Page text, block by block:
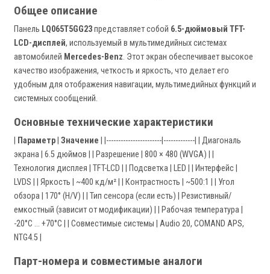
Общее описание
Панель LQ065T5GG23представляет собой 6.5-дюймовый TFT-
LCD-дисплей, используемый в мультимедийных системах
автомобилей Mercedes-Benz. Этот экран обеспечивает высокое
качество изображения, четкость и яркость, что делает его
удобным для отображения навигации, мультимедийных функций и
системных сообщений.
Основные технические характеристики
Параметр Значение | |-----------------------|-------------| | Диагональ
экрана | 6.5 дюймов | | Разрешение | 800 × 480 (WVGA) | |
Технология дисплея | TFT-LCD | | Подсветка | LED | | Интерфейс |
LVDS | | Яркость | ~400 кд/м² | | Контрастность | ~500:1 | | Угол
обзора | 170° (H/V) | | Тип сенсора (если есть) | Резистивный/
емкостный (зависит от модификации) | | Рабочая температура |
-20°C ... +70°C | | Совместимые системы | Audio 20, COMAND APS,
NTG4.5 |
Парт-номера и совместимые аналоги